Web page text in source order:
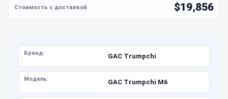
$19,856
Бренд: GAC Trumpchi
Модель: GAC Trumpchi M6